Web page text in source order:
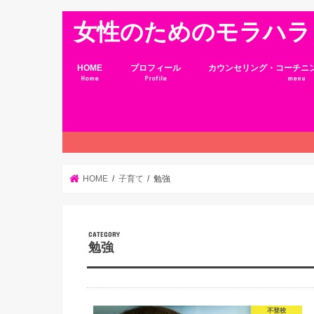
女性のためのモラハ
HOME
Home
プロフィール
Profile
カウンセリング・コーチニ
menu
HOME 子育て 勉強
勉強
不登校